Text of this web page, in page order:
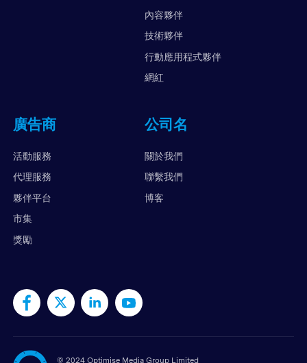
內容夥伴
技術夥伴
行動應用程式夥伴
網紅
廣告商
活動服務
代理服務
夥伴平台
市集
獎勵
公司名
關於我們
聯繫我們
博客
© 2024 Optimise Media Group Limited